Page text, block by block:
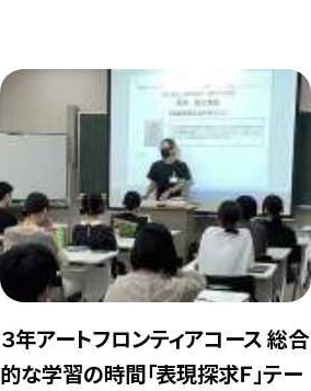
３年アートフロンティアコース 総合
的な学習の時間「表現探求Ｆ」テー